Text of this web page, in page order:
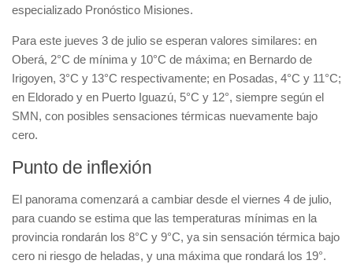
especializado Pronóstico Misiones.
Para este jueves 3 de julio se esperan valores similares: en
Oberá, 2°C de mínima y 10°C de máxima; en Bernardo de
Irigoyen, 3°C y 13°C respectivamente; en Posadas, 4°C y 11°C;
en Eldorado y en Puerto Iguazú, 5°C y 12°, siempre según el
SMN, con posibles sensaciones térmicas nuevamente bajo
cero.
Punto de inflexión
El panorama comenzará a cambiar desde el viernes 4 de julio,
para cuando se estima que las temperaturas mínimas en la
provincia rondarán los 8°C y 9°C, ya sin sensación térmica bajo
cero ni riesgo de heladas, y una máxima que rondará los 19°.